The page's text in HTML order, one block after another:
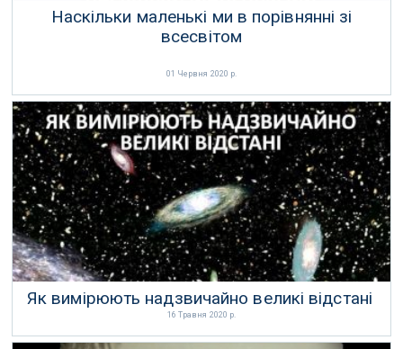
Наскільки маленькі ми в порівнянні зі
всесвітом
01 Червня 2020 р.
Як вимірюють надзвичайно великі відстані
16 Травня 2020 р.